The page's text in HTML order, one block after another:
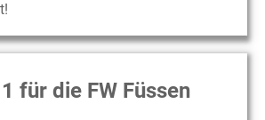
Intern
1 für die FW Füssen